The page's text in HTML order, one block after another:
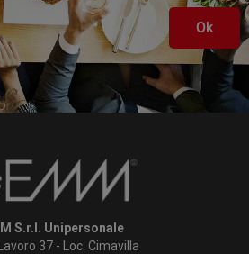
Ok
S.r.l. Unipersonale
37 - Loc. Cimavilla